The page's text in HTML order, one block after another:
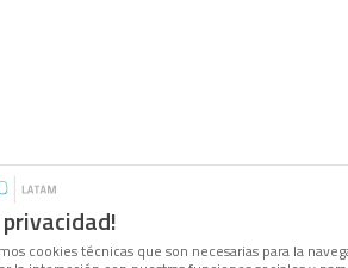
cookies técnicas que son necesarias para la